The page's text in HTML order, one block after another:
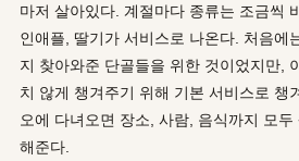
마저 살아있다. 계절마다 종류는 조금씩
인애플, 딸기가 서비스로 나온다. 처음에
지 찾아와준 단골들을 위한 것이었지만,
치 않게 챙겨주기 위해 기본 서비스로 챙
오에 다녀오면 장소, 사람, 음식까지 모
해준다.